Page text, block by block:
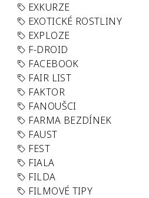
EXKURZE
EXOTICKÉ ROSTLINY
EXPLOZE
F-DROID
FACEBOOK
FAIR LIST
FAKTOR
FANOUŠCI
FARMA BEZDÍNEK
FAUST
FEST
FIALA
FILDA
FILMOVÉ TIPY